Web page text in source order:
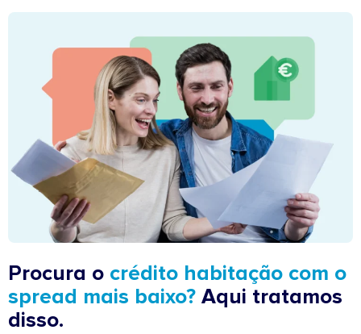
Procura o crédito habitação com o
spread mais baixo? Aqui tratamos
disso.